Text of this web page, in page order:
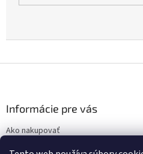
i
Informácie pre vás
Ako nakupovať